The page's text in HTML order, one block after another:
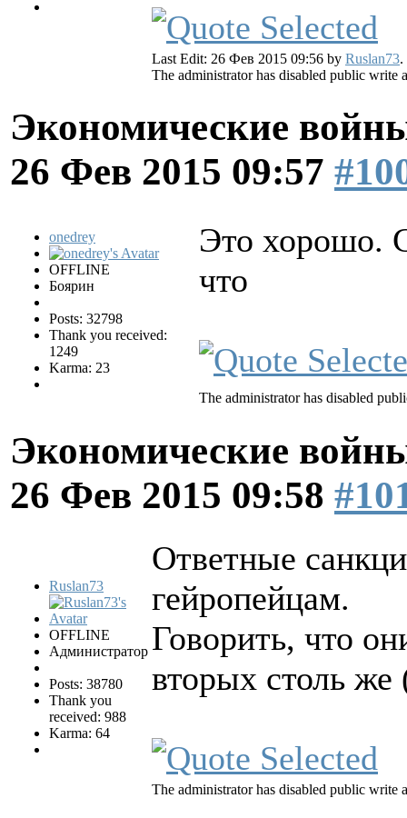
Last Edit: 26 Фев 2015 09:56 by Ruslan73.
The administrator has disabled public write
Экономические
26 Фев 2015 09:57
onedrey
OFFLINE
Боярин
Posts: 32798
Thank you received:
1249
Karma: 23
Это хорошо.
что
The administrator has disabled
Экономические
26 Фев 2015 09:58
Ruslan73
OFFLINE
Администратор
Posts: 38780
Thank you
received: 988
Karma: 64
Ответные
гейропейцам.
Говорить, что
вторых столь же
The administrator has disabled public write